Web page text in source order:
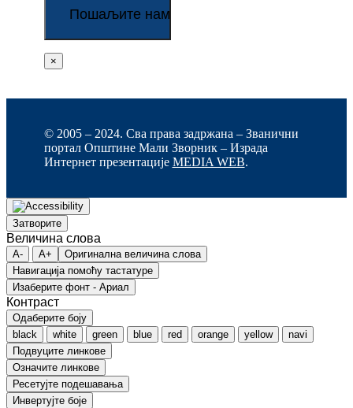
×
© 2005 – 2024. Сва права задржана – Званични
портал Општине Мали Зворник – Израда
Интернет презентације MEDIA WEB.
Затворите
Величина слова
A- A+
Оригинална величина слова
Навигација помоћу тастатуре
Изаберите фонт - Ариал
Контраст
Одаберите боју
black
white green blue red orange yellow
navi
Подвуците линкове
Означите линкове
Ресетујте подешавања
Инвертујте боје